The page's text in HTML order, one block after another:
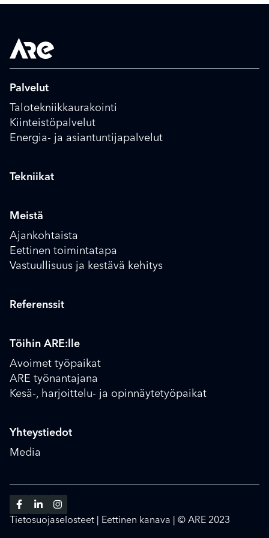
Palvelut
Talotekniikkaurakointi
Kiinteistöpalvelut
Energia- ja asiantuntijapalvelut
Tekniikat
Meistä
Ajankohtaista
Eettinen toimintatapa
Vastuullisuus ja kestävä kehitys
Referenssit
Töihin ARE:lle
Avoimet työpaikat
ARE työnantajana
Kesä-, harjoittelu- ja opinnäytetyöpaikat
Yhteystiedot
Media
Tietosuojaselosteet Eettinen kanava | © ARE 2023